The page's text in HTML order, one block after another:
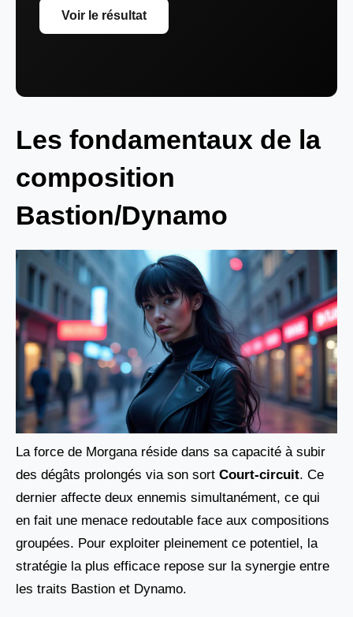
Voir le résultat
Les fondamentaux de la
composition
Bastion/Dynamo
La force de Morgana réside dans sa capacité à subir
des dégâts prolongés via son sort Court-circuit. Ce
dernier affecte deux ennemis simultanément, ce qui
en fait une menace redoutable face aux compositions
groupées. Pour exploiter pleinement ce potentiel, la
stratégie la plus efficace repose sur la synergie entre
les traits Bastion et Dynamo.